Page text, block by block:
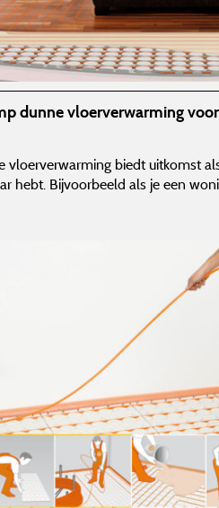
dunne vloerverwarming
vloerverwarming biedt uitkomst
hebt. Bijvoorbeeld als je een